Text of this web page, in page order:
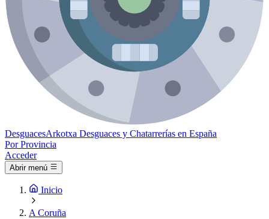
DesguacesArkotxa Desguaces y Chatarrerías en España
Por Provincia
Acceder
Abrir menú
Inicio
A Coruña